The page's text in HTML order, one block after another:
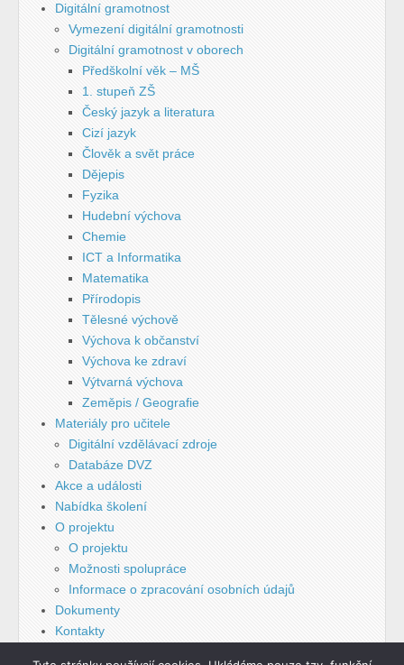
Digitální gramotnost
Vymezení digitální gramotnosti
Digitální gramotnost v oborech
Předškolní věk – MŠ
1. stupeň ZŠ
Český jazyk a literatura
Cizí jazyk
Člověk a svět práce
Dějepis
Fyzika
Hudební výchova
Chemie
ICT a Informatika
Matematika
Přírodopis
Tělesné výchově
Výchova k občanství
Výchova ke zdraví
Výtvarná výchova
Zeměpis / Geografie
Materiály pro učitele
Digitální vzdělávací zdroje
Databáze DVZ
Akce a události
Nabídka školení
O projektu
O projektu
Možnosti spolupráce
Informace o zpracování osobních údajů
Dokumenty
Kontakty